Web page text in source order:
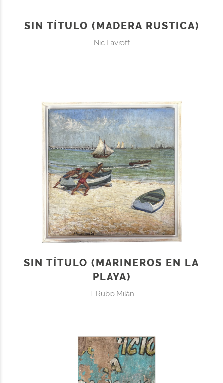
SIN TÍTULO (MADERA RUSTICA)
Nic Lavroff
SIN TÍTULO (MARINEROS EN LA
PLAYA)
T. Rubio Milán